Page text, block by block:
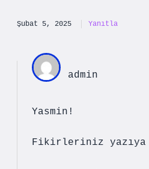
Şubat 5, 2025 Yanıtla
admin
Yasmin!
Fikirleriniz yazıya